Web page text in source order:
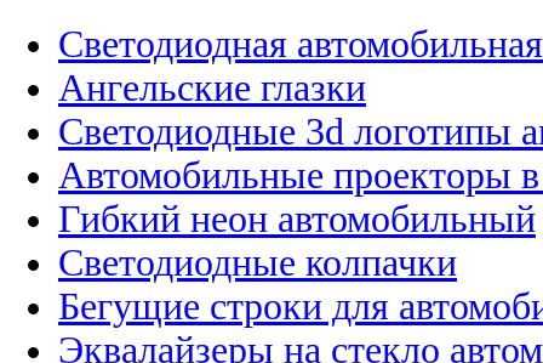
Светодиодная
Ангельские глазки
Светодиодные 3d логотипы
Автомобильные проекторы
Гибкий неон автомобильный
Светодиодные колпачки
Бегущие строки для
Эквалайзеры на стекло